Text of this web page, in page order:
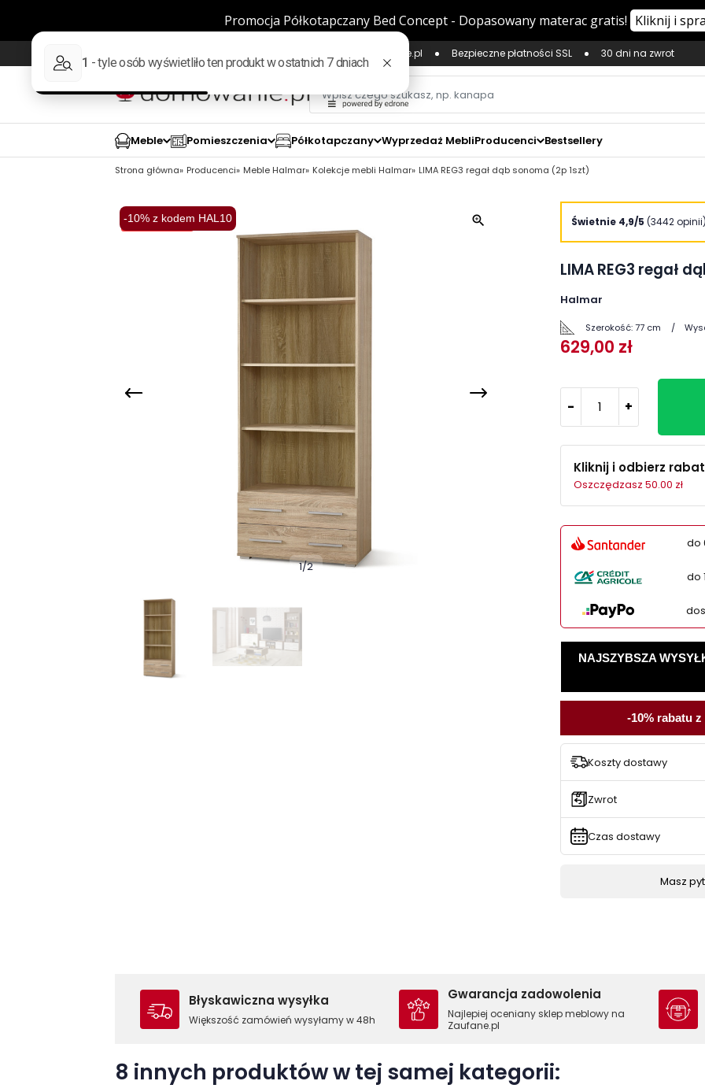
98% pozytywnych opinii według Zaufane.pl Bezpieczne płatności SSL 30 dni na zwrot
Meble Pomieszczenia Półkotapczany Wyprzedaż MebliProducenci Bestsellery
Strona główna Producenci Meble Halmar Kolekcje mebli Halmar LIMA REG3 regał dąb sonoma (2p 1szt)
-10% z kodem HAL10
Wysyłka 48H
1/2
zoom_in Świetnie 4,9/5 (3442 opinii)
LIMA REG3 regał
Halmar
Szerokość:77 cm
629,00 zł
- +
Kliknij i odbierz rabat
Oszczędzasz 50.00 zł
do
do
NAJSZYBSZA
-10% rabatu
Koszty dostawy
Zwrot
Czas dostawy
Masz
Błyskawiczna wysyłka
Większość zamówień wysyłamy w 48h
Gwarancja zadowolenia
Najlepiej oceniany sklep meblowy na
Zaufane.pl
8 innych produktów w tej samej kategorii: